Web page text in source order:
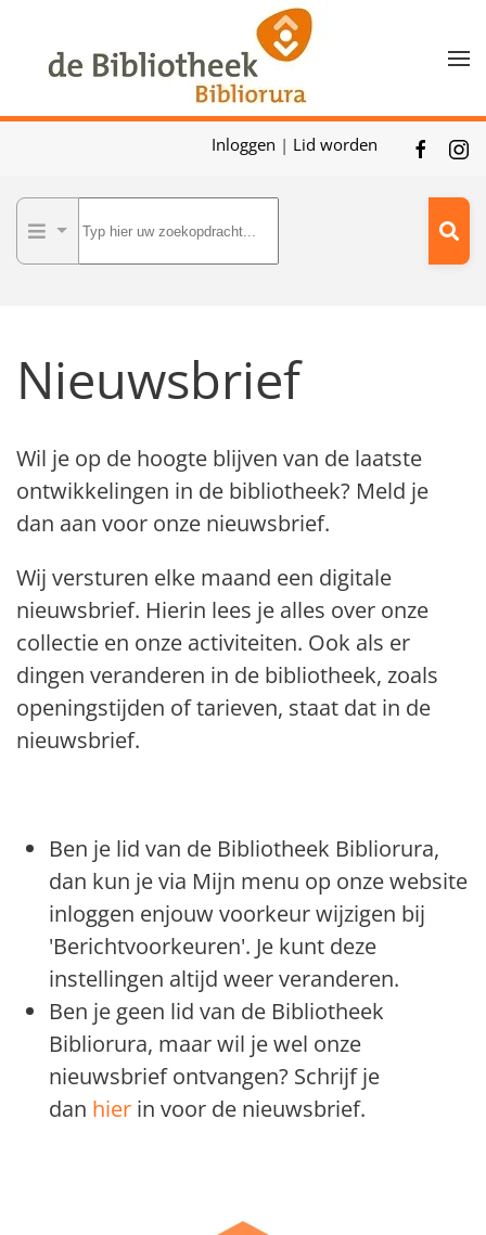
Skip to main content
Inloggen | Lid worden
Nieuwsbrief
Wil je op de hoogte blijven van de laatste
ontwikkelingen in de bibliotheek? Meld je
dan aan voor onze nieuwsbrief.
Wij versturen elke maand een digitale
nieuwsbrief. Hierin lees je alles over onze
collectie en onze activiteiten. Ook als er
dingen veranderen in de bibliotheek, zoals
openingstijden of tarieven, staat dat in de
nieuwsbrief.
Ben je lid van de Bibliotheek Bibliorura,
dan kun je via Mijn menu op onze website
inloggen enjouw voorkeur wijzigen bij
'Berichtvoorkeuren'. Je kunt deze
instellingen altijd weer veranderen.
Ben je geen lid van de Bibliotheek
Bibliorura, maar wil je wel onze
nieuwsbrief ontvangen? Schrijf je
dan hier in voor de nieuwsbrief.